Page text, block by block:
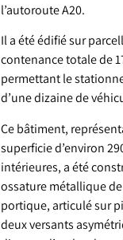
l’autoroute A20.
Il a été édifié sur
contenance totale de
permettant le
d’une dizaine de
Ce bâtiment,
superficie d’environ
intérieures, a été
ossature métallique
portique, articulé sur
deux versants